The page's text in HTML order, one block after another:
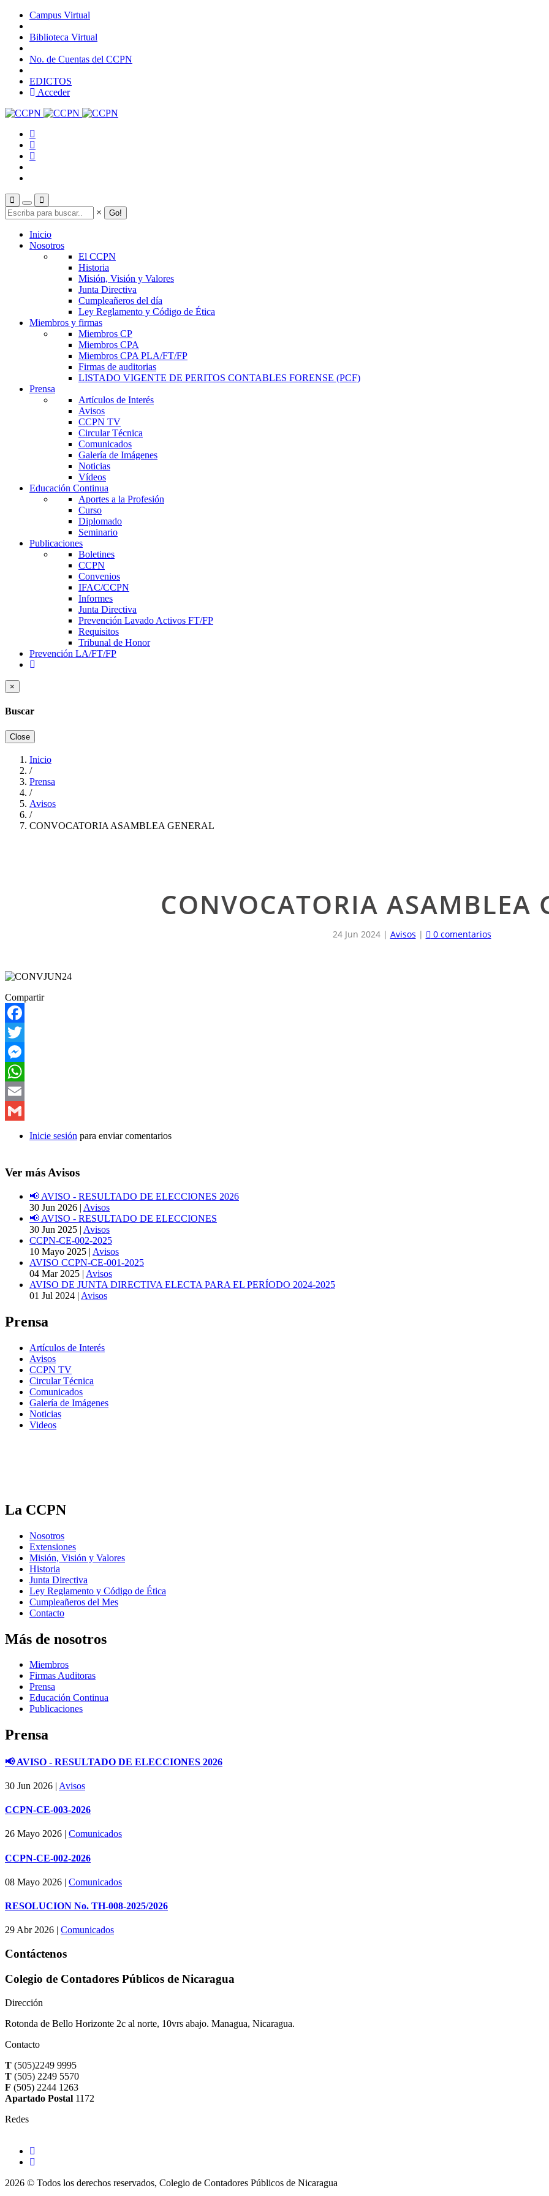
Pasar
contenido
principal
Campus Virtual
Biblioteca Virtual
No. de Cuentas del CCPN
EDICTOS
Acceder
Search ×
Inicio
Nosotros
El CCPN
Historia
Misión, Visión y Valores
Junta Directiva
Cumpleañeros del día
Ley Reglamento y Código de Ética
Miembros y firmas
Miembros CP
Miembros CPA
Miembros CPA PLA/FT/FP
Firmas de auditorias
LISTADO VIGENTE DE PERITOS CONTABLES FORENSE (PCF)
Prensa
Artículos de Interés
Avisos
CCPN TV
Circular Técnica
Comunicados
Galería de Imágenes
Noticias
Vídeos
Educación Continua
Aportes a la Profesión
Curso
Diplomado
Seminario
Publicaciones
Boletines
CCPN
Convenios
IFAC/CCPN
Informes
Junta Directiva
Prevención Lavado Activos FT/FP
Requisitos
Tribunal de Honor
Prevención LA/FT/FP
×
Buscar
Close
Sobrescribir
enlaces
ayuda
Inicio
/
Prensa
/
Avisos
/
CONVOCATORIA ASAMBLEA GENERAL
CONVOCATORIA ASAMBLEA
24 Jun 2024 | Avisos | 0 comentarios
Compartir
Facebook
Twitter
Messenger
WhatsApp
Email
Inicie sesión para enviar comentarios
Ver más Avisos
📢 AVISO - RESULTADO DE ELECCIONES 2026
30 Jun 2026 | Avisos
📢 AVISO - RESULTADO DE ELECCIONES
30 Jun 2025 | Avisos
CCPN-CE-002-2025
10 Mayo 2025 | Avisos
AVISO CCPN-CE-001-2025
04 Mar 2025 | Avisos
AVISO DE JUNTA DIRECTIVA ELECTA PARA EL PERÍODO 2024-2025
01 Jul 2024 | Avisos
Prensa
Artículos de Interés
Avisos
CCPN TV
Circular Técnica
Comunicados
Galería de Imágenes
Noticias
Videos
La CCPN
Nosotros
Extensiones
Misión, Visión y Valores
Historia
Junta Directiva
Ley Reglamento y Código de Ética
Cumpleañeros del Mes
Contacto
Más de nosotros
Miembros
Firmas Auditoras
Prensa
Educación Continua
Publicaciones
Prensa
📢 AVISO - RESULTADO DE ELECCIONES 2026
30 Jun 2026 | Avisos
CCPN-CE-003-2026
26 Mayo 2026 | Comunicados
CCPN-CE-002-2026
08 Mayo 2026 | Comunicados
RESOLUCION No. TH-008-2025/2026
29 Abr 2026 | Comunicados
Contáctenos
Colegio de Contadores Públicos de Nicaragua
Dirección
Rotonda de Bello Horizonte 2c al norte, 10vrs abajo. Managua, Nicaragua.
Contacto
T (505)2249 9995
T (505) 2249 5570
F (505) 2244 1263
Apartado Postal 1172
Redes
2026 © Todos los derechos reservados, Colegio de Contadores Públicos de Nicaragua